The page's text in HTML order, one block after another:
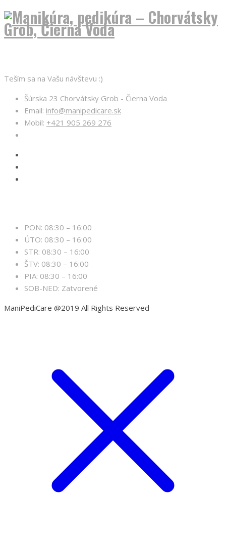
Teším sa na Vašu návštevu :)
Šúrska 23 Chorvátsky Grob - Čierna Voda
Email: info@manipedicare.sk
Mobil: +421 905 269 276
PON: 08:30 – 16:00
ÚTO: 08:30 – 16:00
STR: 08:30 – 16:00
ŠTV: 08:30 – 16:00
PIA: 08:30 – 16:00
SOB-NED: Zatvorené
ManiPediCare @2019 All Rights Reserved